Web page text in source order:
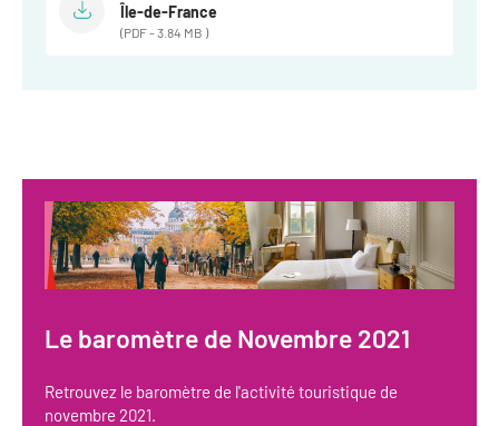
Île-de-France
(PDF - 3.84 MB )
Le baromètre de Novembre 2021
Retrouvez le baromètre de l'activité touristique de
novembre 2021.